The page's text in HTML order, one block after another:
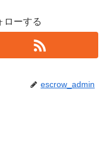
ローする
escrow_admin